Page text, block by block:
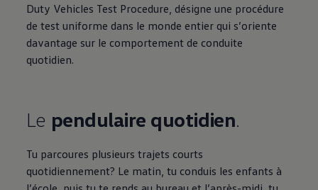
Duty Vehicles Test Procedure, désigne une procédure
de test uniforme dans le monde entier qui s’oriente
davantage sur le comportement de conduite
quotidien.
Le pendulaire quotidien.
Tu parcoures plusieurs trajets courts
quotidiennement? Le matin, tu conduis les enfants à